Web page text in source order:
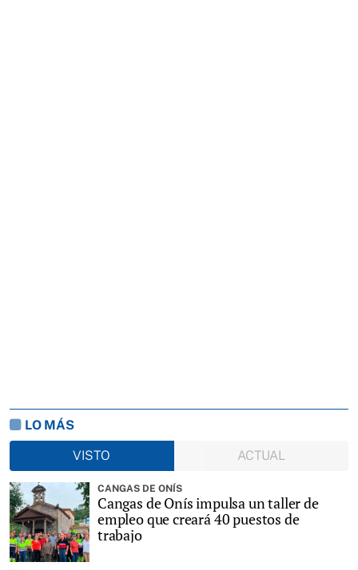
LO MÁS
VISTO
ACTUAL
CANGAS DE ONÍS
Cangas de Onís impulsa un taller de
empleo que creará 40 puestos de
trabajo